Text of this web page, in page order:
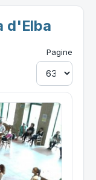
d'Elba
Pagine